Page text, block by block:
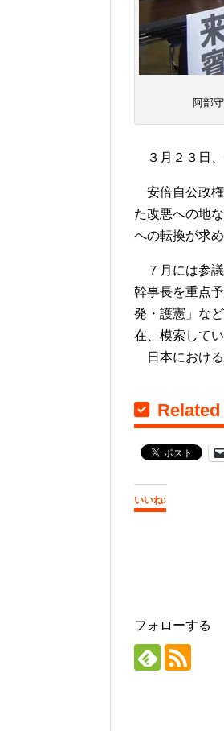
阿部
３月２３日、
安倍自公政権
た改悪への地
への転換が求
７月には参議
幹事長を重点
発・護憲」な
在、模索して
日本における
いいね:
フォローする